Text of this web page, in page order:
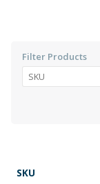
Filter Products
SKU